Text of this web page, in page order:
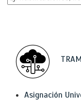
Asignación